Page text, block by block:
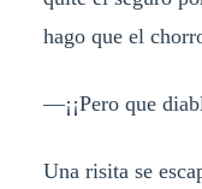
hago que el
—¡¡Pero que
Una risita se